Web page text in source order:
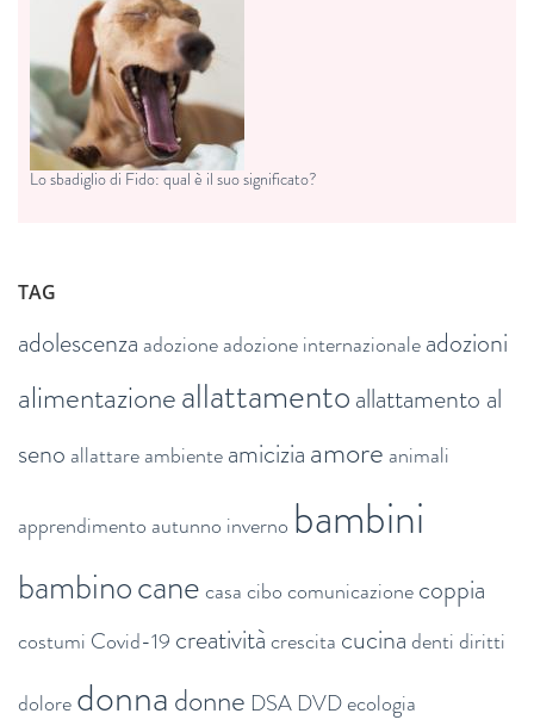
Lo sbadiglio di Fido: qual è il suo significato?
TAG
adolescenza adozioneadozione internazionaleadozioni
alimentazioneallattamentoallattamento al
seno allattareambienteamiciziaamore animali
apprendimento autunno inverno bambini
bambinocanecasacibocomunicazionecoppia
costumi Covid-19 creativitàcrescita cucinadentidiritti
doloredonnadonne DSA DVDecologia